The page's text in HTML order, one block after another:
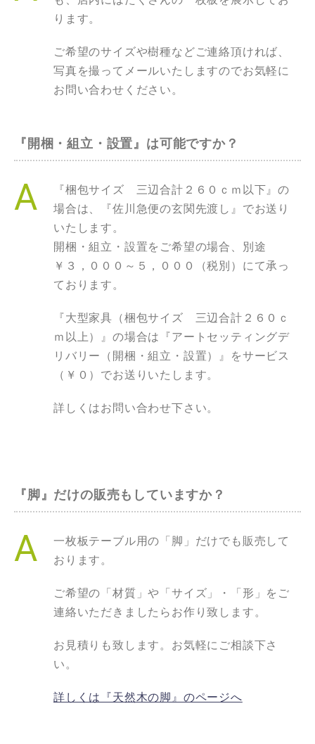
ります。
ご希望のサイズや樹種などご連絡頂ければ、
写真を撮ってメールいたしますのでお気軽に
お問い合わせください。
『開梱・組立・設置』は可能ですか？
『梱包サイズ 三辺合計２６０ｃｍ以下』の
場合は、『佐川急便の玄関先渡し』でお送り
いたします。
開梱・組立・設置をご希望の場合、別途
￥３，０００～５，０００（税別）にて承っ
ております。
『大型家具（梱包サイズ 三辺合計２６０ｃ
ｍ以上）』の場合は『アートセッティングデ
リバリー（開梱・組立・設置）』をサービス
（￥０）でお送りいたします。
詳しくはお問い合わせ下さい。
『脚』だけの販売もしていますか？
一枚板テーブル用の「脚」だけでも販売して
おります。
ご希望の「材質」や「サイズ」・「形」をご
連絡いただきましたらお作り致します。
お見積りも致します。お気軽にご相談下さ
い。
詳しくは『天然木の脚』のページへ